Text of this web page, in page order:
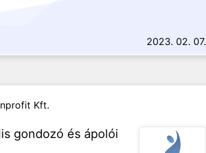
2023. 02. 07.
Kft.
gondozó és ápolói